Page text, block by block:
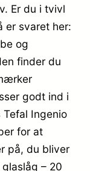
Er du i tvivl
er svaret her:
og
finder du
godt ind i
Tefal Ingenio
for at
på, du bliver
– 20